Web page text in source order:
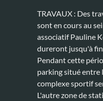
TRAVAUX : Des
sont en cours au
associatif Pauline
dureront jusqu'à
Pendant cette
parking situé entre
complexe sportif
L'autre zone de